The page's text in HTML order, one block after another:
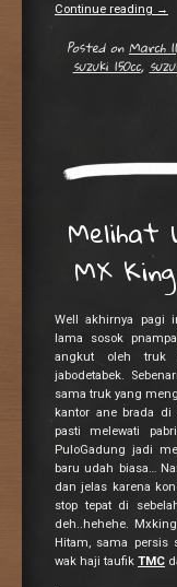
Continue reading →
Posted onMarch
suzuki 150cc,
Melihat
MX
Well akhirnya pagi
lama sosok
angkut oleh truk
jabodetabek.
sama truk yang
kantor ane brada di
pasti melewati
PuloGadung jadi
baru udah biasa…
dan jelas karena
stop tepat di
deh..hehehe.
Hitam, sama persis
wak haji taufik TMC